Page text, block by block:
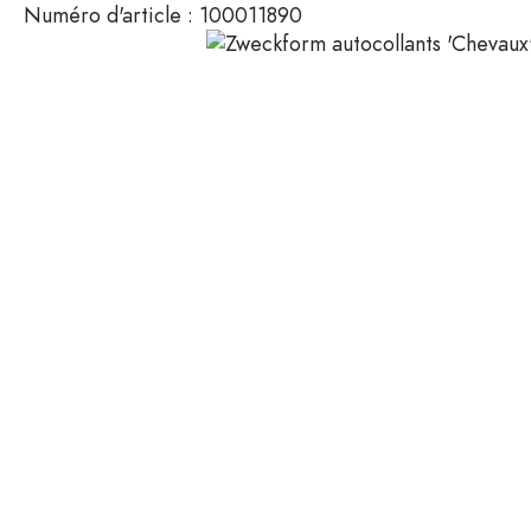
Contenants cosmétiques
Bouteilles en verre 100 ml
Numéro d'article : 100011890